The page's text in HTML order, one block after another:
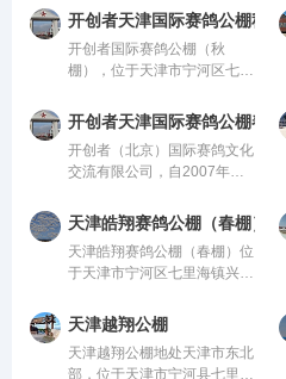
内先进、科学合理的设计方案
进行建设，采用一体化钢架结
构，公棚长200米，宽28米，
高15米，可容纳200
开创者天津国际赛鸽公棚秋棚
开创者国际赛鸽公棚（秋
棚），位于天津市宁河区七里
七里海国家湿地公园东侧，经
国务院批准的古海岸与湿地国
家级自然保护区内，是天津最
大的天然湿地，也是津京唐
开创者天津国际赛鸽公棚春棚
开创者（北京）国际赛鸽文化
交流有限公司，自2007年成
责任”的企业精神，并以诚
信、共赢、开创经营理念，创
造良好的企业环境，以全新的
管理模式，完善的技术，周到
天津皓翔赛鸽公棚（春棚）
天津皓翔赛鸽公棚（春棚）位
于天津市宁河区七里海镇兴隆
管。该公棚以国际、国内先
进、科学合理的设计方案进行
建设，采用一体化钢架结构，
天津越翔公棚
天津越翔公棚地处天津市东北
部，位于天津市宁河县七里海